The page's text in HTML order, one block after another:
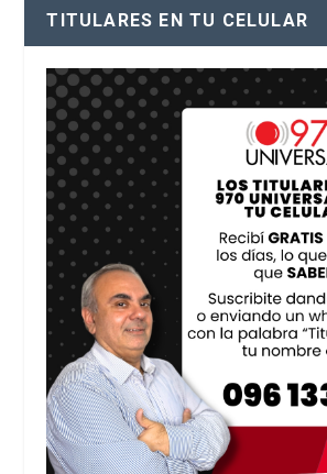
TITULARES EN TU CELULAR